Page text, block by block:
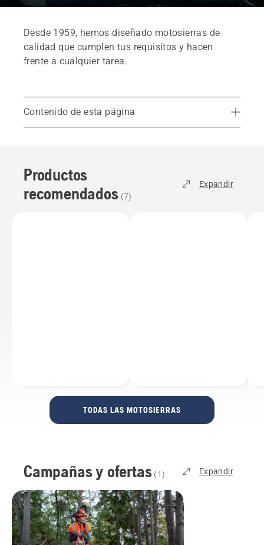
Desde 1959, hemos diseñado motosierras de
calidad que cumplen tus requisitos y hacen
frente a cualquier tarea.
Contenido de esta página
Productos recomendados
Características
Servicios
Productos
recomendados (7)
Expandir
TODAS LAS MOTOSIERRAS
Campañas y ofertas (1) Expandir